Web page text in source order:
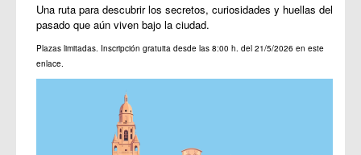
Una ruta para descubrir los secretos, curiosidades y huellas del
pasado que aún viven bajo la ciudad.
Plazas limitadas. Inscripción gratuita desde las 8:00 h. del 21/5/2026 en este
enlace.